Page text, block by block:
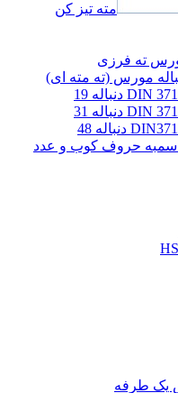
مته تیز کن
مورس ته فرزی
مورس (ته مته ای)
سمبه حروف کوب و عدد
یک طرفه